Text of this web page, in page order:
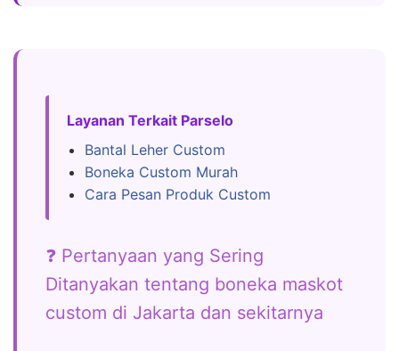
Layanan Terkait Parselo
Bantal Leher Custom
Boneka Custom Murah
Cara Pesan Produk Custom
❓ Pertanyaan yang Sering
Ditanyakan tentang boneka maskot
custom di Jakarta dan sekitarnya